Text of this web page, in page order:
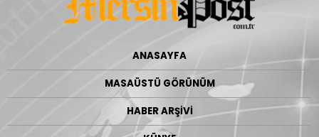
ANASAYFA
MASAÜSTÜ GÖRÜNÜM
HABER ARŞİVİ